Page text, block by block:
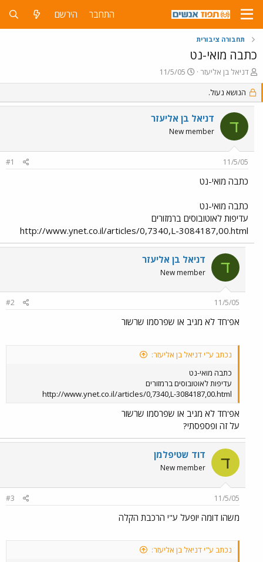
התחבר הירשם
תחבורה ציבורית
כתבה מואי-נט
פ
ו
ת
ח
נ
דניאל בן אליעזר
פ
ו
ס
ם
ב
ת
11/5/05
הנושא נעול.
ד דניאל בן אליעזר
New member
11/5/05
#1
כתבה מואי-נט
כתבה מואי-נט
עדיפות לאוטובוסים ברמזורים
http://www.ynet.co.il/articles/0,7340,L-3084187,00.html
ד דניאל בן אליעזר
New member
11/5/05
#2
אפ'חד לא מגיב או שפרסמו שרשור
נכתב ע"י דניאל בן אליעזר:
כתבה מואי-נט
עדיפות לאוטובוסים ברמזורים
http://www.ynet.co.il/articles/0,7340,L-3084187,00.html
אפ'חד לא מגיב או שפרסמו שרשור
על זה ופספסתי?
ד דוד שטיפלמן
New member
11/5/05
#3
משהו דומה יופעל ע"י הרכבת הקלה
נכתב ע"י דניאל בן אליעזר: